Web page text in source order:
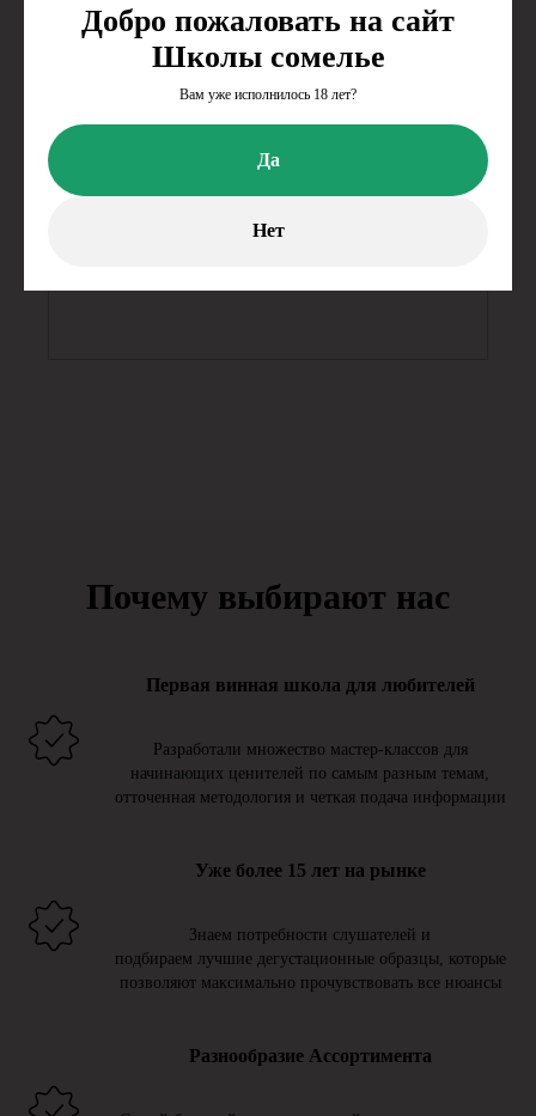
Добро пожаловать на сайт
Школы сомелье
Вам уже исполнилось 18 лет?
Да
Нет
Почему выбирают нас
Первая винная школа для любителей
Разработали множество мастер-классов для
начинающих ценителей по самым разным темам,
отточенная методология и четкая подача информации
Уже более 15 лет на рынке
Знаем потребности слушателей и
подбираем лучшие дегустационные образцы, которые
позволяют максимально прочувствовать все нюансы
Разнообразие Ассортимента